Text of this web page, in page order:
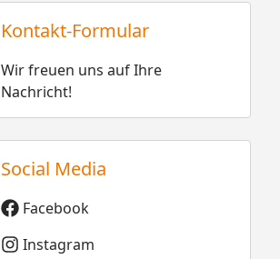
Kontakt-Formular
Wir freuen uns auf Ihre
Nachricht!
Social Media
Facebook
Instagram